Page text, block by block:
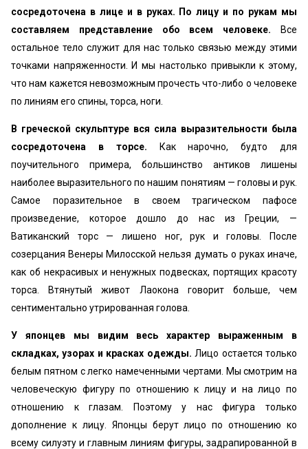
сосредоточена в лице и в руках. По лицу и по рукам мы
составляем представление обо всем человеке.
Все
остальное тело служит для нас только связью между этими
точками напряженности. И мы настолько привыкли к этому,
что нам кажется невозможным прочесть что-либо о человеке
по линиям его спины, торса, ноги.
В греческой скульптуре вся сила выразительности была
сосредоточена в торсе.
Как нарочно, будто для
поучительного примера, большинство антиков лишены
наиболее выразительного по нашим понятиям — головы и рук.
Самое поразительное в своем трагическом пафосе
произведение, которое дошло до нас из Греции, —
Ватиканский торс — лишено ног, рук и головы. После
созерцания Венеры Милосской нельзя думать о руках иначе,
как об некрасивых и ненужных подвесках, портящих красоту
торса. Втянутый живот Лаокона говорит больше, чем
сентиментально утрированная голова.
У японцев мы видим весь характер выраженным в
складках, узорах и красках одежды. Лицо остается только
белым пятном с легко намеченными чертами. Мы смотрим на
человеческую фигуру по отношению к лицу и на лицо по
отношению к глазам. Поэтому у нас фигура только
дополнение к лицу. Японцы берут лицо по отношению ко
всему силуэту и главным линиям фигуры, задрапированной в